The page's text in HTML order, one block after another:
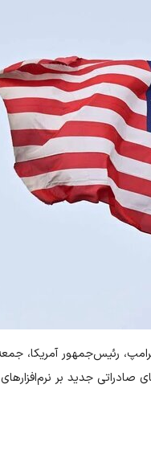
صادراتی جدید بر